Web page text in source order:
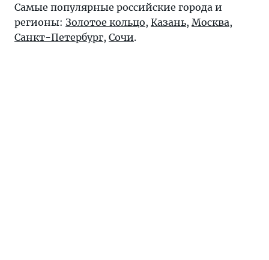
Самые популярные российские города и
регионы: Золотое кольцо, Казань, Москва,
Санкт-Петербург, Сочи.